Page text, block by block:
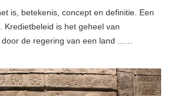
is, betekenis, concept en definitie. Een
Kredietbeleid is het geheel van
de regering van een land ...…